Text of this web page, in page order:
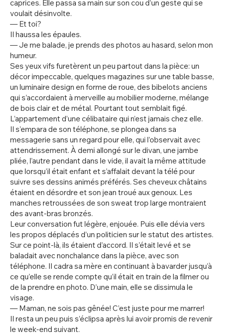
caprices. Elle passa sa main sur son cou d’un geste qui se
voulait désinvolte.
— Et toi?
Il haussa les épaules.
— Je me balade, je prends des photos au hasard, selon mon
humeur.
Ses yeux vifs furetèrent un peu partout dans la pièce: un
décor impeccable, quelques magazines sur une table basse,
un luminaire design en forme de roue, des bibelots anciens
qui s’accordaient à merveille au mobilier moderne, mélange
de bois clair et de métal. Pourtant tout semblait figé.
L’appartement d’une célibataire qui n’est jamais chez elle.
Il s’empara de son téléphone, se plongea dans sa
messagerie sans un regard pour elle, qui l’observait avec
attendrissement. À demi allongé sur le divan, une jambe
pliée, l’autre pendant dans le vide, il avait la même attitude
que lorsqu’il était enfant et s’affalait devant la télé pour
suivre ses dessins animés préférés. Ses cheveux châtains
étaient en désordre et son jean troué aux genoux. Les
manches retroussées de son sweat trop large montraient
des avant-bras bronzés.
Leur conversation fut légère, enjouée. Puis elle dévia vers
les propos déplacés d’un politicien sur le statut des artistes.
Sur ce point-là, ils étaient d’accord. Il s’était levé et se
baladait avec nonchalance dans la pièce, avec son
téléphone. Il cadra sa mère en continuant à bavarder jusqu’à
ce qu’elle se rende compte qu’il était en train de la filmer ou
de la prendre en photo. D’une main, elle se dissimula le
visage.
— Maman, ne sois pas gênée! C’est juste pour me marrer!
Il resta un peu puis s’éclipsa après lui avoir promis de revenir
le week-end suivant.